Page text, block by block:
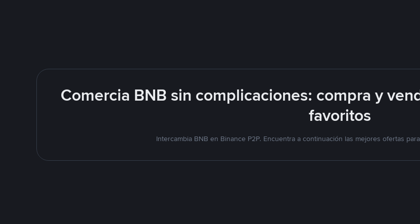
Comercia BNB sin complicaciones: compra y
favoritos
Intercambia BNB en Binance P2P. Encuentra a continuación las mejores ofertas